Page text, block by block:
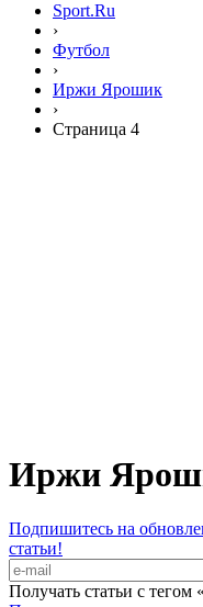
Sport.Ru
›
Футбол
›
Иржи Ярошик
›
Страница 4
Иржи
Подпишитесь на
статьи!
Получать статьи с